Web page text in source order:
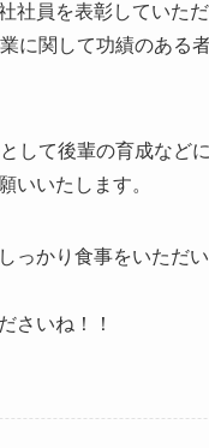
社員を表彰していただ
に関して功績のある
して後輩の育成など
いいたします。
っかり食事をいただ
さいね！！